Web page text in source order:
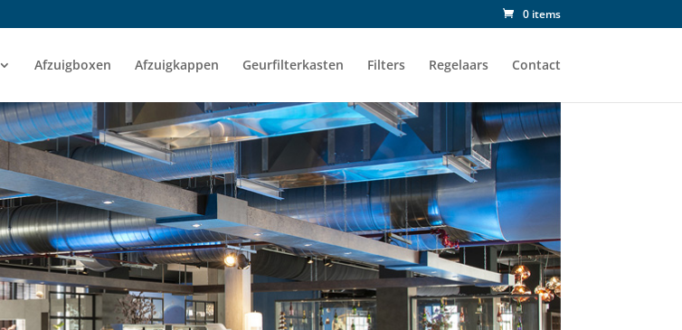
0 items
Afzuigboxen Afzuigkappen Geurfilterkasten Filters Regelaars Contact